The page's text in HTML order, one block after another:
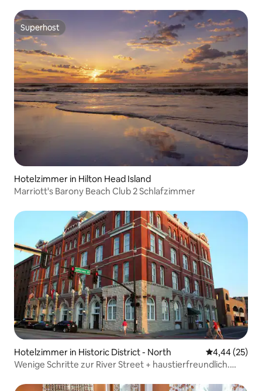
Superhost
Superhost
Hotelzimmer in Hilton Head Island
Marriott's Barony Beach Club 2 Schlafzimmer
Hotelzimmer in Historic District - North
4,44 (25)
Wenige Schritte zur River Street + haustierfreundlich.